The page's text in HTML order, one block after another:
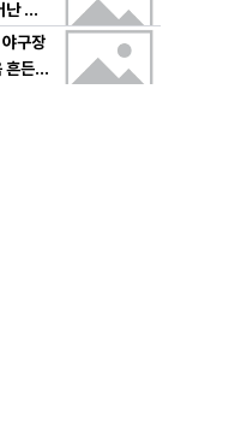
난 자
증폭구장
흔든